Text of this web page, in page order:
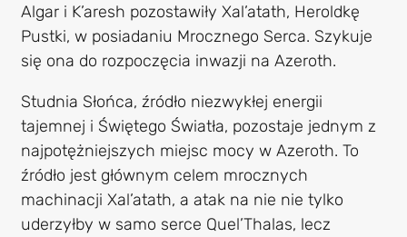
Algar i K’aresh pozostawiły Xal’atath, Heroldkę
Pustki, w posiadaniu Mrocznego Serca. Szykuje
się ona do rozpoczęcia inwazji na Azeroth.
Studnia Słońca, źródło niezwykłej energii
tajemnej i Świętego Światła, pozostaje jednym z
najpotężniejszych miejsc mocy w Azeroth. To
źródło jest głównym celem mrocznych
machinacji Xal’atath, a atak na nie nie tylko
uderzyłby w samo serce Quel’Thalas, lecz